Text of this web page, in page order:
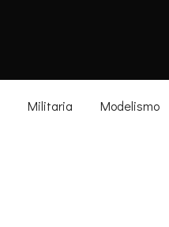
Militaria Modelismo